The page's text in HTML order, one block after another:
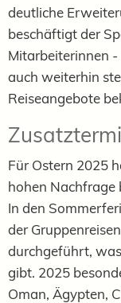
deutliche
beschäftigt der
Mitarbeiterinnen -
auch weiterhin
Reiseangebote
Für Ostern 2025
hohen Nachfrage
In den
der
durchgeführt,
gibt. 2025
Oman, Ägypten,